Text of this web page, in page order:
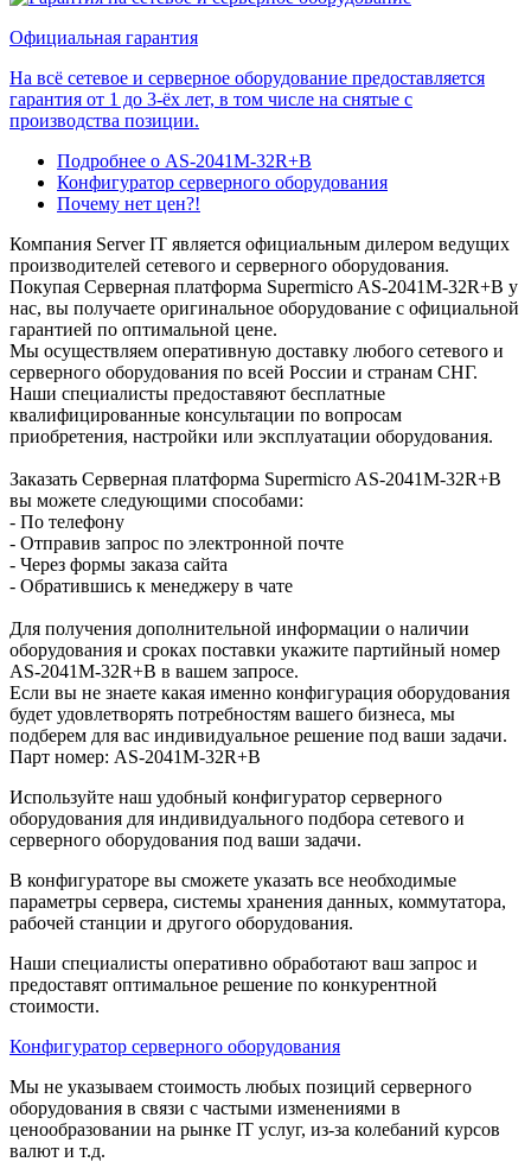
Официальная гарантия
На всё сетевое и серверное оборудование предоставляется
гарантия от 1 до 3-ёх лет, в том числе на снятые с
производства позиции.
Подробнее о AS-2041M-32R+B
Конфигуратор серверного оборудования
Почему нет цен?!
Компания Server IT является официальным дилером ведущих
производителей сетевого и серверного оборудования.
Покупая Серверная платформа Supermicro AS-2041M-32R+B у
нас, вы получаете оригинальное оборудование с официальной
гарантией по оптимальной цене.
Мы осуществляем оперативную доставку любого сетевого и
серверного оборудования по всей России и странам СНГ.
Наши специалисты предоставяют бесплатные
квалифицированные консультации по вопросам
приобретения, настройки или эксплуатации оборудования.
Заказать Серверная платформа Supermicro AS-2041M-32R+B
вы можете следующими способами:
- По телефону
- Отправив запрос по электронной почте
- Через формы заказа сайта
- Обратившись к менеджеру в чате
Для получения дополнительной информации о наличии
оборудования и сроках поставки укажите партийный номер
AS-2041M-32R+B в вашем запросе.
Если вы не знаете какая именно конфигурация оборудования
будет удовлетворять потребностям вашего бизнеса, мы
подберем для вас индивидуальное решение под ваши задачи.
Парт номер: AS-2041M-32R+B
Используйте наш удобный конфигуратор серверного
оборудования для индивидуального подбора сетевого и
серверного оборудования под ваши задачи.
В конфигураторе вы сможете указать все необходимые
параметры сервера, системы хранения данных, коммутатора,
рабочей станции и другого оборудования.
Наши специалисты оперативно обработают ваш запрос и
предоставят оптимальное решение по конкурентной
стоимости.
Конфигуратор серверного оборудования
Мы не указываем стоимость любых позиций серверного
оборудования в связи с частыми изменениями в
ценообразовании на рынке IT услуг, из-за колебаний курсов
валют и т.д.